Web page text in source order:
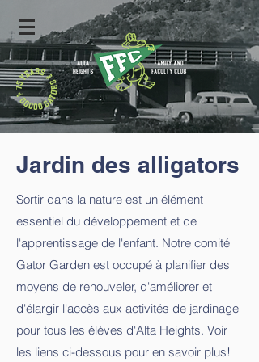
Jardin des alligators
Sortir dans la nature est un élément
essentiel du développement et de
l'apprentissage de l'enfant. Notre comité
Gator Garden est occupé à planifier des
moyens de renouveler, d'améliorer et
d'élargir l'accès aux activités de jardinage
pour tous les élèves d'Alta Heights. Voir
les liens ci-dessous pour en savoir plus!